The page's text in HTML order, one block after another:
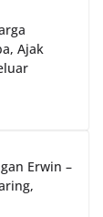
Ajak
Erwin –